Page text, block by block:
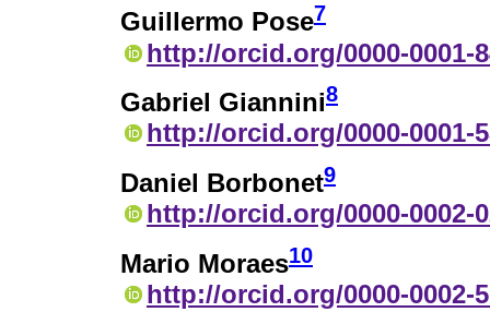
Guillermo Pose7
http://orcid.org/0000-0001-
Gabriel Giannini8
http://orcid.org/0000-0001-
Daniel Borbonet9
http://orcid.org/0000-0002-
Mario Moraes10
http://orcid.org/0000-0002-